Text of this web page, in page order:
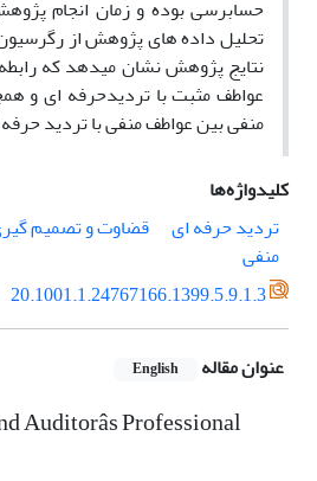
تحلیل داده ­های پژوهش از
نتایج پژوهش نشان می­دهد که
عواطف مثبت با تردیدحرفه ای و
منفی بین عواطف منفی با تردید
کلیدواژه‌ها
تردید حرفه ای
قضاوت و تصمیم
منفی
20.1001.1.24767166.1399.5.9.1.3
عنوان مقاله English
Auditorâs Professional